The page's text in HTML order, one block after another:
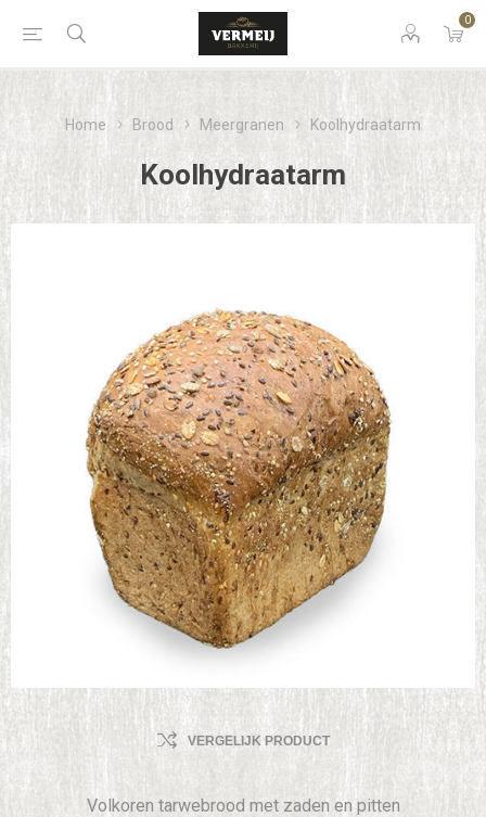
0
Home Brood Meergranen Koolhydraatarm
Koolhydraatarm
VERGELIJK PRODUCT
Volkoren tarwebrood met zaden en pitten